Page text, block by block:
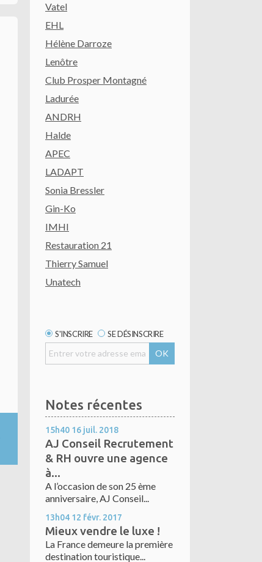
Vatel
EHL
Hélène Darroze
Lenôtre
Club Prosper Montagné
Ladurée
ANDRH
Halde
APEC
LADAPT
Sonia Bressler
Gin-Ko
IMHI
Restauration 21
Thierry Samuel
Unatech
S'INSCRIRE SE DÉSINSCRIRE
Notes récentes
15h40 16 juil. 2018
AJ Conseil Recrutement
& RH ouvre une agence
à...
A l’occasion de son 25 ème
anniversaire, AJ Conseil...
13h04 12 févr. 2017
Mieux vendre le luxe !
La France demeure la première
destination touristique...